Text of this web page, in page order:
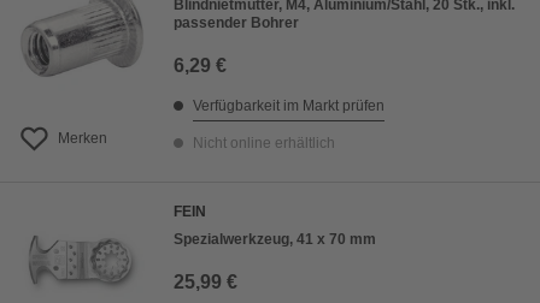
Merken
Blindnietmutter, M4, Aluminium/Stahl, 20 Stk., inkl.
passender Bohrer
6,29 €
Verfügbarkeit im Markt prüfen
Nicht online erhältlich
FEIN
Spezialwerkzeug, 41 x 70 mm
25,99 €